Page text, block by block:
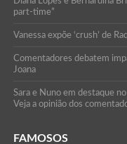
part-time”
Vanessa expõe ‘crush’ de
Comentadores debatem
Joana
Sara e Nuno em destaque
Veja a opinião dos
FAMOSOS